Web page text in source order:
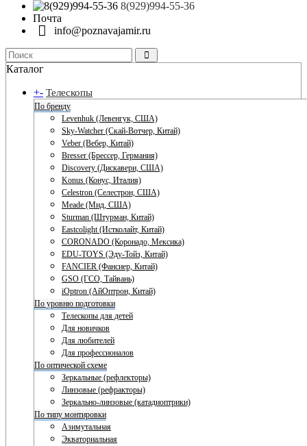
8(929)994-55-36
Почта
info@poznavajamir.ru
Каталог
+- Телескопы
По бренду
Levenhuk (Левенгук, США)
Sky-Watcher (Скай-Вотчер, Китай)
Veber (Вебер, Китай)
Bresser (Брессер, Германия)
Discovery (Дискавери, США)
Konus (Конус, Италия)
Celestron (Селестрон, США)
Meade (Мид, США)
Sturman (Штурман, Китай)
Eastcolight (Истколайт, Китай)
CORONADO (Коронадо, Мексика)
EDU-TOYS (Эду-Тойз, Китай)
FANCIER (Фансиер, Китай)
GSO (ГСО, Тайвань)
iOptron (АйОптрон, Китай)
По уровню подготовки
Телескопы для детей
Для новичков
Для любителей
Для профессионалов
По оптической схеме
Зеркальные (рефлекторы)
Линзовые (рефракторы)
Зеркально-линзовые (катадиоптрики)
По типу монтировки
Азимутальная
Экваториальная